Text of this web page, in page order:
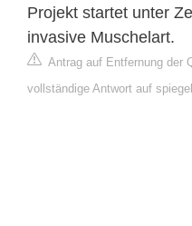
Projekt startet unter
invasive Muschelart.
Antrag auf Entfernung der
vollständige Antwort auf